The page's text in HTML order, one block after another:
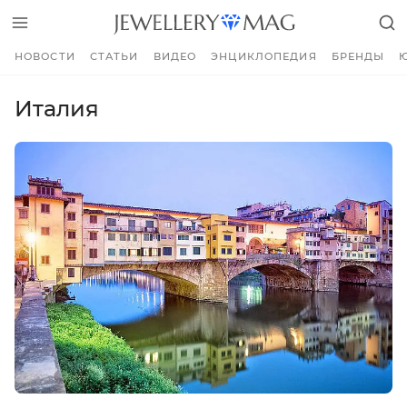
НОВОСТИ СТАТЬИ ВИДЕО ЭНЦИКЛОПЕДИЯ БРЕНДЫ
Италия